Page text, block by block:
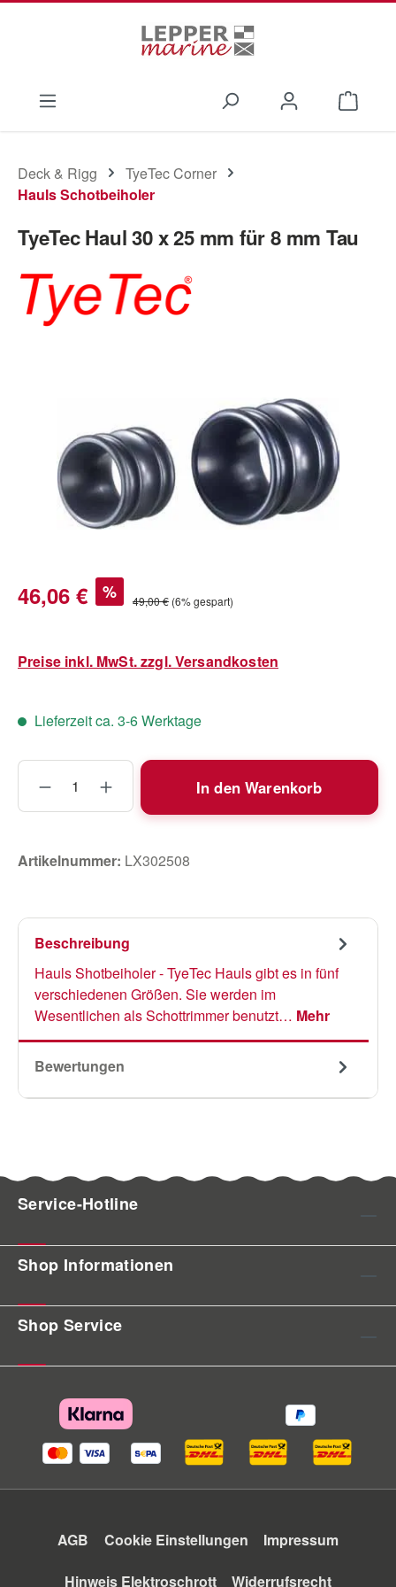
Deck & Rigg
TyeTec Corner
Hauls Schotbeiholer
TyeTec Haul 30 x 25 mm für 8 mm Tau
Verkaufspreis:
46,06 € % Regulärer Preis:
49,00 € (6% gespart)
Preise inkl. MwSt. zzgl. Versandkosten
Lieferzeit ca. 3-6 Werktage
Produkt Anzahl: Gib den gewünschten
In den Warenkorb
Artikelnummer: LX302508
Beschreibung
Hauls Shotbeiholer - TyeTec Hauls gibt es in fünf
verschiedenen Größen. Sie werden im
Wesentlichen als Schottrimmer benutzt… Mehr
Bewertungen
Service-Hotline
Shop Informationen
Shop Service
AGB Cookie Einstellungen Impressum
Hinweis Elektroschrott Widerrufsrecht